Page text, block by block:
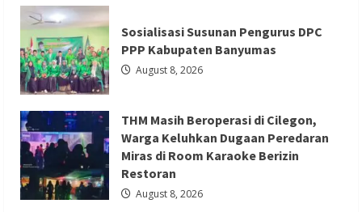
Berita Ekonomi dan Bisnis
Berita Trending
GIIAS Education Day Menjadi Sarana
Belajar Interaktif bagi Pelajar SMK
Sederajat hingga Perguruan Tinggi
Redaksi 01 August 8, 2026
Serang
Fair
2026
Jadi
Etalase
UMKM,
Sekda
Deden
Ajak
Masyarakat
Cintai
Produk
Lokal
Sosialisasi Susunan Pengurus DPC
PPP Kabupaten Banyumas
August 8, 2026
THM Masih Beroperasi di Cilegon,
Warga Keluhkan Dugaan Peredaran
Miras di Room Karaoke Berizin
Restoran
August 8, 2026